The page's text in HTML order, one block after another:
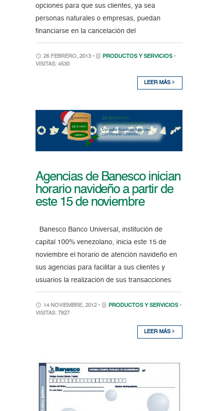
opciones para que sus clientes, ya sea
personas naturales o empresas, puedan
financiarse en la cancelación del
26 FEBRERO, 2013 • PRODUCTOS Y SERVICIOS •
VISITAS: 4530
LEER MÁS
Agencias de Banesco inician
horario navideño a partir de
este 15 de noviembre
Banesco Banco Universal, institución de
capital 100% venezolano, inicia este 15 de
noviembre el horario de atención navideño en
sus agencias para facilitar a sus clientes y
usuarios la realización de sus transacciones
14 NOVIEMBRE, 2012 • PRODUCTOS Y SERVICIOS •
VISITAS: 7927
LEER MÁS